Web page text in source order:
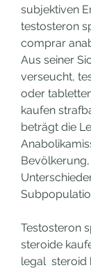
subjektiven
testosteron
comprar
Aus seiner
verseucht,
oder
kaufen
beträgt die
Testosteron
steroide
legal